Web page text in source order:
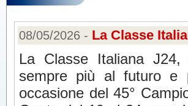
08/05/2026 - La Classe
La Classe Italiana
sempre più al futuro e
occasione del 45°